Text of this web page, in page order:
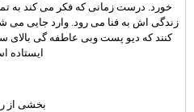
خورد. درست زمانی که فکر می کند به
زندگی اش به فنا می رود. وارد جایی می
کنند که دیو پست وبی عاطفه گی
ایستاده
بخشی از